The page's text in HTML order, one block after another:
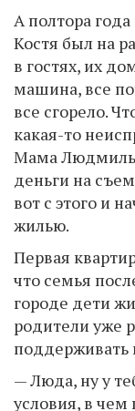
А полтора
Костя был на
в гостях, их
машина, все
все сгорело.
какая-то
Мама Людмилы
деньги на
вот с этого и
жилью.
Первая
что семья
городе дети
родители уже
поддерживать
— Люда, ну у
условия, в чем